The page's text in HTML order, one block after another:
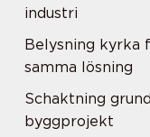
industri
Belysning kyrka
samma lösning
Schaktning
byggprojekt